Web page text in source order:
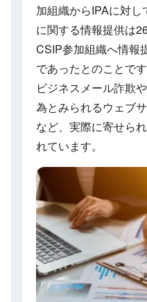
加組織からIPAに対
に関する情報提供は
CSIP参加組織へ情報
であったとのことです
ビジネスメール詐欺
為とみられるウェブ
など、実際に寄せら
れています。